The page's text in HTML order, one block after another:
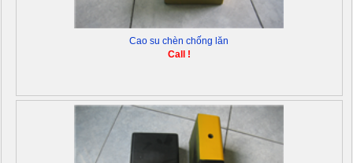
Cao su chèn chống lăn
Call !